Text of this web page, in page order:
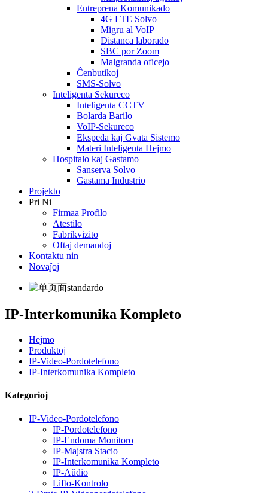
Entreprena Komunikado
4G LTE Solvo
Migru al VoIP
Distanca laborado
SBC por Zoom
Malgranda oficejo
Ĉenbutikoj
SMS-Solvo
Inteligenta Sekureco
Inteligenta CCTV
Bolarda Barilo
VoIP-Sekureco
Ekspeda kaj Gvata Sistemo
Materi Inteligenta Hejmo
Hospitalo kaj Gastamo
Sanserva Solvo
Gastama Industrio
Projekto
Pri Ni
Firmaa Profilo
Atestilo
Fabrikvizito
Oftaj demandoj
Kontaktu nin
Novaĵoj
IP-Interkomunika Kompleto
Hejmo
Produktoj
IP-Video-Pordotelefono
IP-Interkomunika Kompleto
Kategorioj
IP-Video-Pordotelefono
IP-Pordotelefono
IP-Endoma Monitoro
IP-Majstra Stacio
IP-Interkomunika Kompleto
IP-Aŭdio
Lifto-Kontrolo